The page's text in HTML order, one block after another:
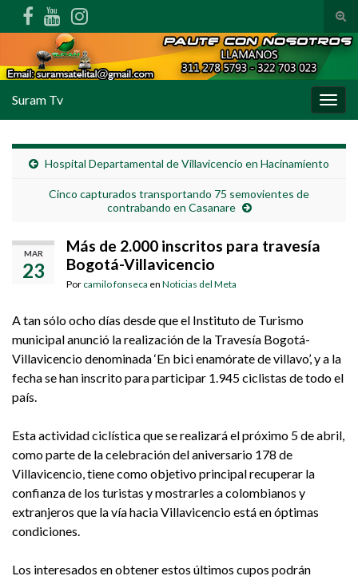
Suram Tv
Hospital Departamental de Villavicencio en Hacinamiento
Cinco capturados transportando 75 semovientes de
contrabando en Casanare
MAR
23
Más de 2.000 inscritos para travesía
Bogotá-Villavicencio
Por camilo fonseca en Noticias del Meta
A tan sólo ocho días desde que el Instituto de Turismo
municipal anunció la realización de la Travesía Bogotá-
Villavicencio denominada ‘En bici enamórate de villavo’, y a la
fecha se han inscrito para participar 1.945 ciclistas de todo el
país.
Esta actividad ciclística que se realizará el próximo 5 de abril,
como parte de la celebración del aniversario 178 de
Villavicencio, tiene como objetivo principal recuperar la
confianza de los turistas y mostrarles a colombianos y
extranjeros que la vía hacia Villavicencio está en óptimas
condiciones.
Los interesados en obtener estos últimos cupos podrán